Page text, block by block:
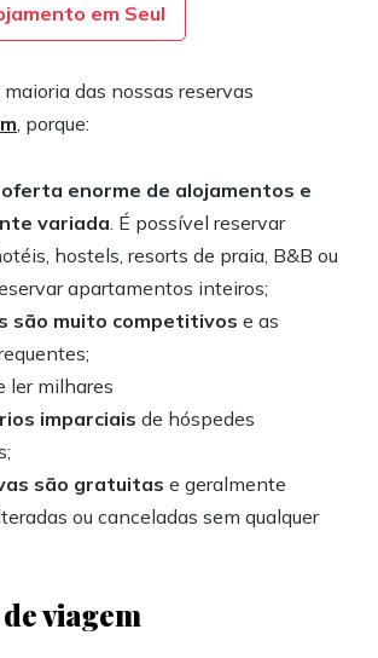
em Seul
das nossas reservas
, porque:
oferta enorme de alojamentos e
variada. É possível reservar
hostels, resorts de praia, B&B ou
apartamentos inteiros;
são muito competitivos e as
ler milhares
imparciais de hóspedes
são gratuitas e geralmente
ou canceladas sem qualquer
viagem